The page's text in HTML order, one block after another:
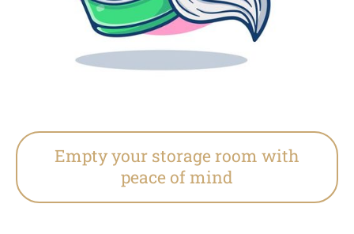
Empty your storage room with
peace of mind